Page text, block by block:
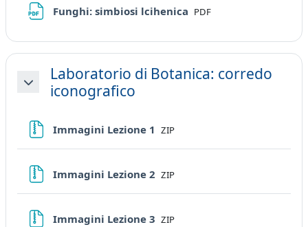
Funghi: simbiosi lcihenica File
PDF
Minimizza
Laboratorio di Botanica: corredo
iconografico
Immagini Lezione 1 File
ZIP
Immagini Lezione 2 File
ZIP
Immagini Lezione 3 File
ZIP